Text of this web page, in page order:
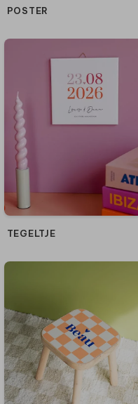
POSTER
TEGELTJE